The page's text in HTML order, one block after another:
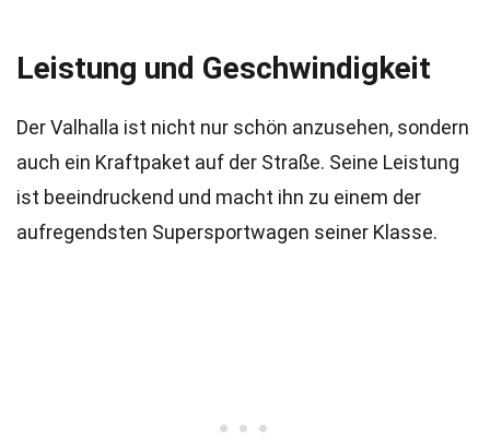
Leistung und Geschwindigkeit
Der Valhalla ist nicht nur schön anzusehen, sondern
auch ein Kraftpaket auf der Straße. Seine Leistung
ist beeindruckend und macht ihn zu einem der
aufregendsten Supersportwagen seiner Klasse.